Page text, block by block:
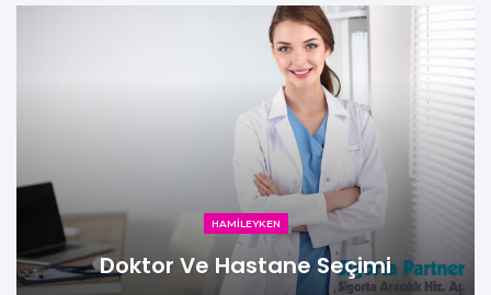
HAMILEYKEN
Doktor Ve Hastane Seçimi